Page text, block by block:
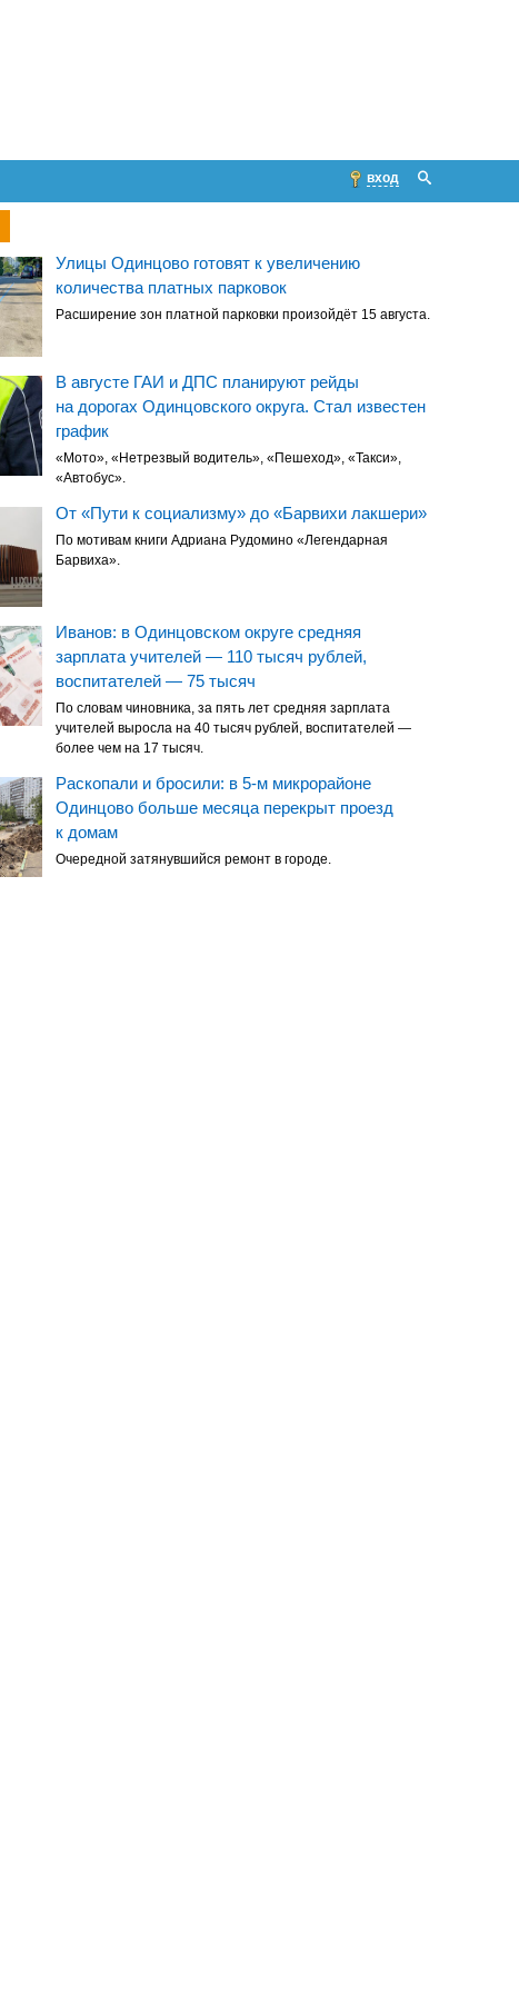
вход
Улицы Одинцово готовят к увеличению
количества платных парковок
Расширение зон платной парковки произойдёт 15 августа.
В августе ГАИ и ДПС планируют рейды
на дорогах Одинцовского округа. Стал известен
график
«Мото», «Нетрезвый водитель», «Пешеход», «Такси»,
«Автобус».
От «Пути к социализму» до «Барвихи лакшери»
По мотивам книги Адриана Рудомино «Легендарная
Барвиха».
Иванов: в Одинцовском округе средняя
зарплата учителей — 110 тысяч рублей,
воспитателей — 75 тысяч
По словам чиновника, за пять лет средняя зарплата
учителей выросла на 40 тысяч рублей, воспитателей —
более чем на 17 тысяч.
Раскопали и бросили: в 5-м микрорайоне
Одинцово больше месяца перекрыт проезд
к домам
Очередной затянувшийся ремонт в городе.